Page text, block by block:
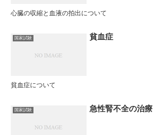
心臓の収縮と血液の拍出について
国家試験 貧血症
貧血症について
国家試験 急性腎不全の治療